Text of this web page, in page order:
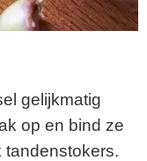
gelijkmatig
op en bind ze
tandenstokers.